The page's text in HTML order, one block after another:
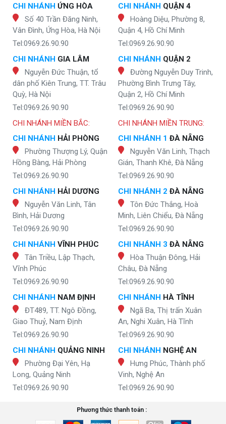
CHI NHÁNH ỨNG HÒA
Số 40 Trần Đăng Ninh,
Vân Đình, Ứng Hòa, Hà Nội
Tel:0969.26.90.90
CHI NHÁNH GIA LÂM
Nguyễn Đức Thuận, tổ
dân phố Kiên Trung, TT. Trâu
Quỳ, Hà Nội
Tel:0969.26.90.90
CHI NHÁNH QUẬN 4
Hoàng Diệu, Phường 8,
Quận 4, Hồ Chí Minh
Tel:0969.26.90.90
CHI NHÁNH QUẬN 2
Đường Nguyễn Duy Trinh,
Phường Bình Trưng Tây,
Quận 2, Hồ Chí Minh
Tel:0969.26.90.90
CHI NHÁNH MIỀN BẮC:
CHI NHÁNH HẢI PHÒNG
Phường Thượng Lý, Quận
Hồng Bàng, Hải Phòng
Tel:0969.26.90.90
CHI NHÁNH HẢI DƯƠNG
Nguyễn Văn Linh, Tân
Bình, Hải Dương
Tel:0969.26.90.90
CHI NHÁNH VĨNH PHÚC
Tân Triều, Lập Thạch,
Vĩnh Phúc
Tel:0969.26.90.90
CHI NHÁNH NAM ĐỊNH
ĐT489, TT. Ngô Đồng,
Giao Thuỷ, Nam Định
Tel:0969.26.90.90
CHI NHÁNH QUẢNG NINH
Phường Đại Yên, Hạ
Long, Quảng Ninh
Tel:0969.26.90.90
CHI NHÁNH MIỀN TRUNG:
CHI NHÁNH 1 ĐÀ NẴNG
Nguyễn Văn Linh, Thạch
Gián, Thanh Khê, Đà Nẵng
Tel:0969.26.90.90
CHI NHÁNH 2 ĐÀ NẴNG
Tôn Đức Thắng, Hoà
Minh, Liên Chiểu, Đà Nẵng
Tel:0969.26.90.90
CHI NHÁNH 3 ĐÀ NẴNG
Hòa Thuận Đông, Hải
Châu, Đà Nẵng
Tel:0969.26.90.90
CHI NHÁNH HÀ TĨNH
Ngã Ba, Thị trấn Xuân
An, Nghi Xuân, Hà Tĩnh
Tel:0969.26.90.90
CHI NHÁNH NGHỆ AN
Hưng Phúc, Thành phố
Vinh, Nghệ An
Tel:0969.26.90.90
Phương thức thanh toán :